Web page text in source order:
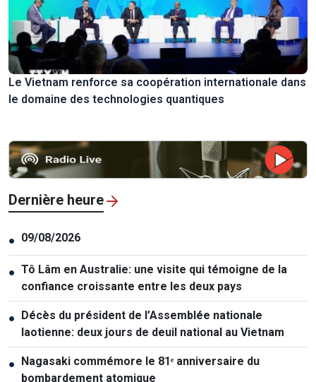
Le Vietnam renforce sa coopération internationale dans
le domaine des technologies quantiques
Dernière heure
● 09/08/2026
● Tô Lâm en Australie: une visite qui témoigne de la
confiance croissante entre les deux pays
●
Décès du président de l’Assemblée nationale
laotienne: deux jours de deuil national au Vietnam
●
Nagasaki commémore le 81ᵉ anniversaire du
bombardement atomique